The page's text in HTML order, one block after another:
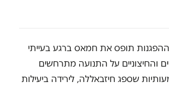
ההפגנות תופס את חמאס ברגע בעייתי
והחיצוניים על התנועה מתרחשים
שספג חיזבאללה, לירידה ביעילות